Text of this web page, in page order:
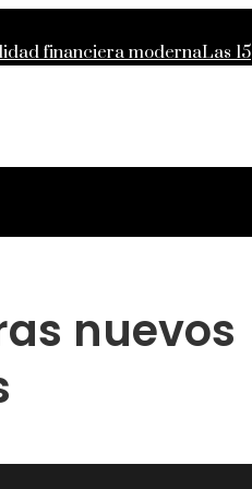
financiera modernaLas 15
nuevos